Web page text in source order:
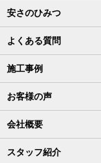
安さのひみつ
よくある質問
施工事例
お客様の声
会社概要
スタッフ紹介